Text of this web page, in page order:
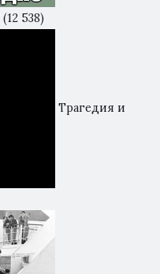
(12 538)
Трагедия и